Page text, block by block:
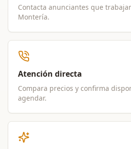
Contacta anunciantes que
Montería.
Atención directa
Compara precios y confirma
agendar.